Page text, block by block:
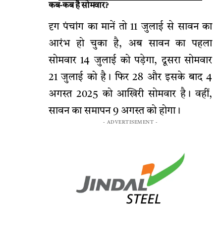
कब-कब है सोमवार?
दृग पंचांग का मानें तो 11 जुलाई से सावन का
आरंभ हो चुका है, अब सावन का पहला
सोमवार 14 जुलाई को पड़ेगा, दूसरा सोमवार
21 जुलाई को है। फिर 28 और इसके बाद 4
अगस्त 2025 को आखिरी सोमवार है। वहीं,
सावन का समापन 9 अगस्त को होगा।
- ADVERTISEMENT -